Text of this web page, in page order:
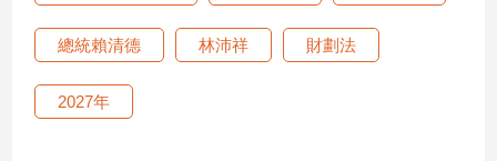
食
座/
總統賴清德 林沛祥 財劃法
2027年